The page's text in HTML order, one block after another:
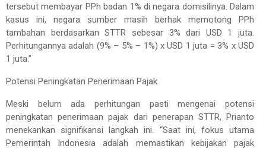
tersebut membayar PPh badan 1% di negara domisilinya. Dalam
kasus ini, negara sumber masih berhak memotong PPh
tambahan berdasarkan STTR sebesar 3% dari USD 1 juta.
Perhitungannya adalah (9% – 5% – 1%) x USD 1 juta = 3% x USD
1 juta.”
Potensi Peningkatan Penerimaan Pajak
Meski belum ada perhitungan pasti mengenai potensi
peningkatan penerimaan pajak dari penerapan STTR, Prianto
menekankan signifikansi langkah ini. “Saat ini, fokus utama
Pemerintah Indonesia adalah memastikan kebijakan pajak